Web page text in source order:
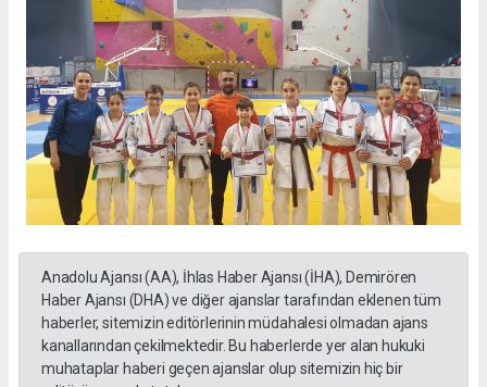
Anadolu Ajansı (AA), İhlas Haber Ajansı (İHA), Demirören
Haber Ajansı (DHA) ve diğer ajanslar tarafından eklenen tüm
haberler, sitemizin editörlerinin müdahalesi olmadan ajans
kanallarından çekilmektedir. Bu haberlerde yer alan hukuki
muhataplar haberi geçen ajanslar olup sitemizin hiç bir